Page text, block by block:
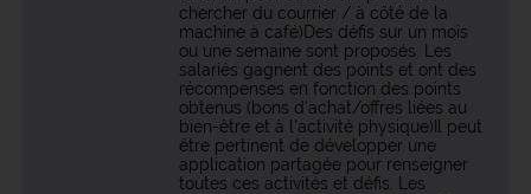
chercher du courrier / à côté de la
machine à café)Des défis sur un mois
ou une semaine sont proposés. Les
salariés gagnent des points et ont des
récompenses en fonction des points
obtenus (bons d'achat/offres liées au
bien-être et à l'activité physique) Il peut
être pertinent de développer une
application partagée pour renseigner
toutes ces activités et défis. Les